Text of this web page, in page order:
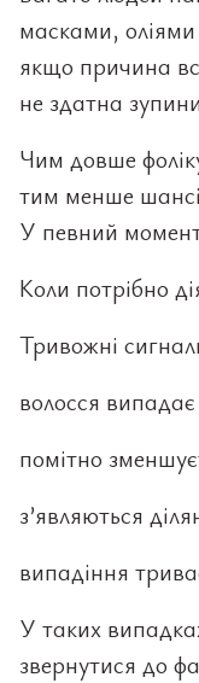
масками,
якщо причина
не здатна
Чим довше
тим менше
У певний
Коли потрібно
Тривожні
волосся
помітно
з’являються
випадіння
У таких
звернутися до